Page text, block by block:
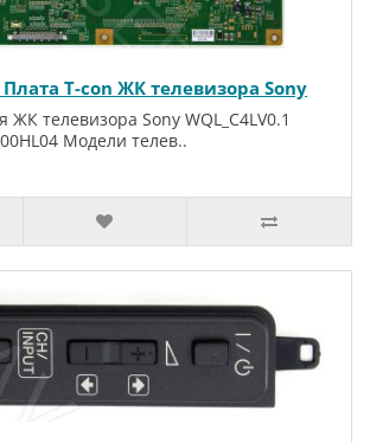
Плата T-con ЖК телевизора Sony
ЖК телевизора Sony WQL_C4LV0.1
Модели телев..